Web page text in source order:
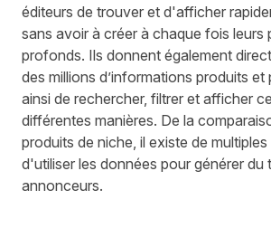
éditeurs de trouver et d'afficher
sans avoir à créer à chaque fois leurs
profonds. Ils donnent également
des millions d’informations produits
ainsi de rechercher, filtrer et afficher
différentes manières. De la
produits de niche, il existe de multiples
d'utiliser les données pour générer du
annonceurs.